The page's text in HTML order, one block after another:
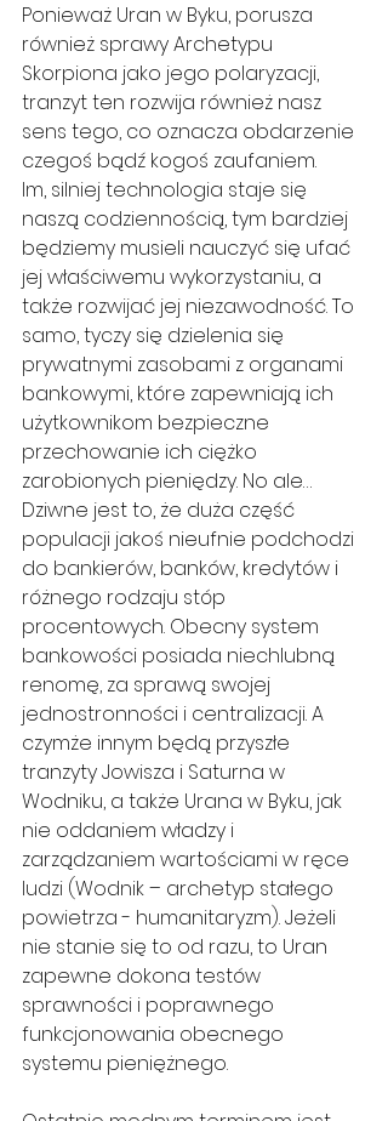
Ponieważ Uran w Byku, porusza
również sprawy Archetypu
Skorpiona jako jego polaryzacji,
tranzyt ten rozwija również nasz
sens tego, co oznacza obdarzenie
czegoś bądź kogoś zaufaniem.
Im, silniej technologia staje się
naszą codziennością, tym bardziej
będziemy musieli nauczyć się ufać
jej właściwemu wykorzystaniu, a
także rozwijać jej niezawodność. To
samo, tyczy się dzielenia się
prywatnymi zasobami z organami
bankowymi, które zapewniają ich
użytkownikom bezpieczne
przechowanie ich ciężko
zarobionych pieniędzy. No ale…
Dziwne jest to, że duża część
populacji jakoś nieufnie podchodzi
do bankierów, banków, kredytów i
różnego rodzaju stóp
procentowych. Obecny system
bankowości posiada niechlubną
renomę, za sprawą swojej
jednostronności i centralizacji. A
czymże innym będą przyszłe
tranzyty Jowisza i Saturna w
Wodniku, a także Urana w Byku, jak
nie oddaniem władzy i
zarządzaniem wartościami w ręce
ludzi (Wodnik – archetyp stałego
powietrza - humanitaryzm). Jeżeli
nie stanie się to od razu, to Uran
zapewne dokona testów
sprawności i poprawnego
funkcjonowania obecnego
systemu pieniężnego.